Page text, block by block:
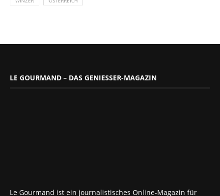
LE GOURMAND – DAS GENIESSER-MAGAZIN
Le Gourmand ist ein journalistisches Online-Magazin für